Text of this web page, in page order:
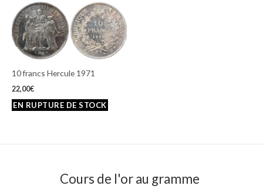
10 francs Hercule 1971
22,00€
Cours de l'or au gramme